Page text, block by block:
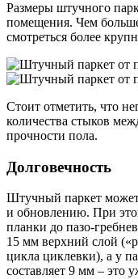
Размеры штучного
помещения. Чем
смотреться более
Стоит отметить, что
количества стыков
прочности пола.
Долговечность
Штучный паркет может
и обновлению. При
планки до пазо-
15 мм верхний слой
цикла циклевки), а у
составляет 9 мм – это